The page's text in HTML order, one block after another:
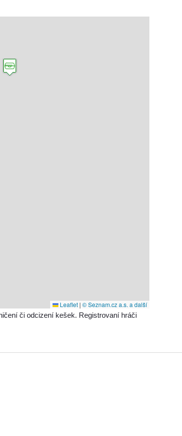
Leaflet | © Seznam.cz a.s. a další
či odcizení kešek. Registrovaní hráči